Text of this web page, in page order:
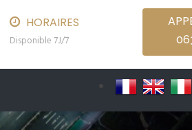
HORAIRES
Disponible 7J/7